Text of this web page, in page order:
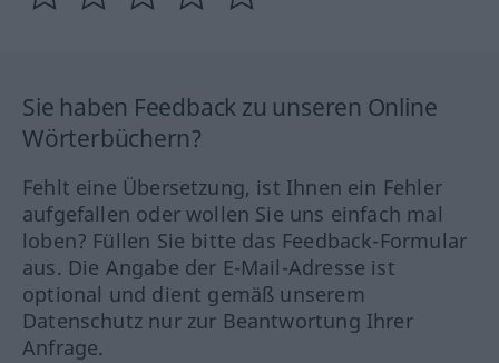
Sie haben Feedback zu unseren Online
Wörterbüchern?
Fehlt eine Übersetzung, ist Ihnen ein Fehler
aufgefallen oder wollen Sie uns einfach mal
loben? Füllen Sie bitte das Feedback-Formular
aus. Die Angabe der E-Mail-Adresse ist
optional und dient gemäß unserem
Datenschutz nur zur Beantwortung Ihrer
Anfrage.